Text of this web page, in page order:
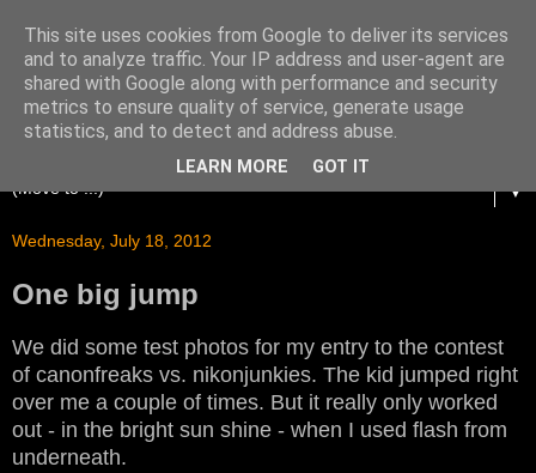
▼
Wednesday, July 18, 2012
One big jump
We did some test photos for my entry to the contest
of canonfreaks vs. nikonjunkies. The kid jumped right
over me a couple of times. But it really only worked
out - in the bright sun shine - when I used flash from
underneath.
This site uses cookies from Google to deliver its services
and to analyze traffic. Your IP address and user-agent are
shared with Google along with performance and security
metrics to ensure quality of service, generate usage
statistics, and to detect and address abuse.
LEARN MORE GOT IT